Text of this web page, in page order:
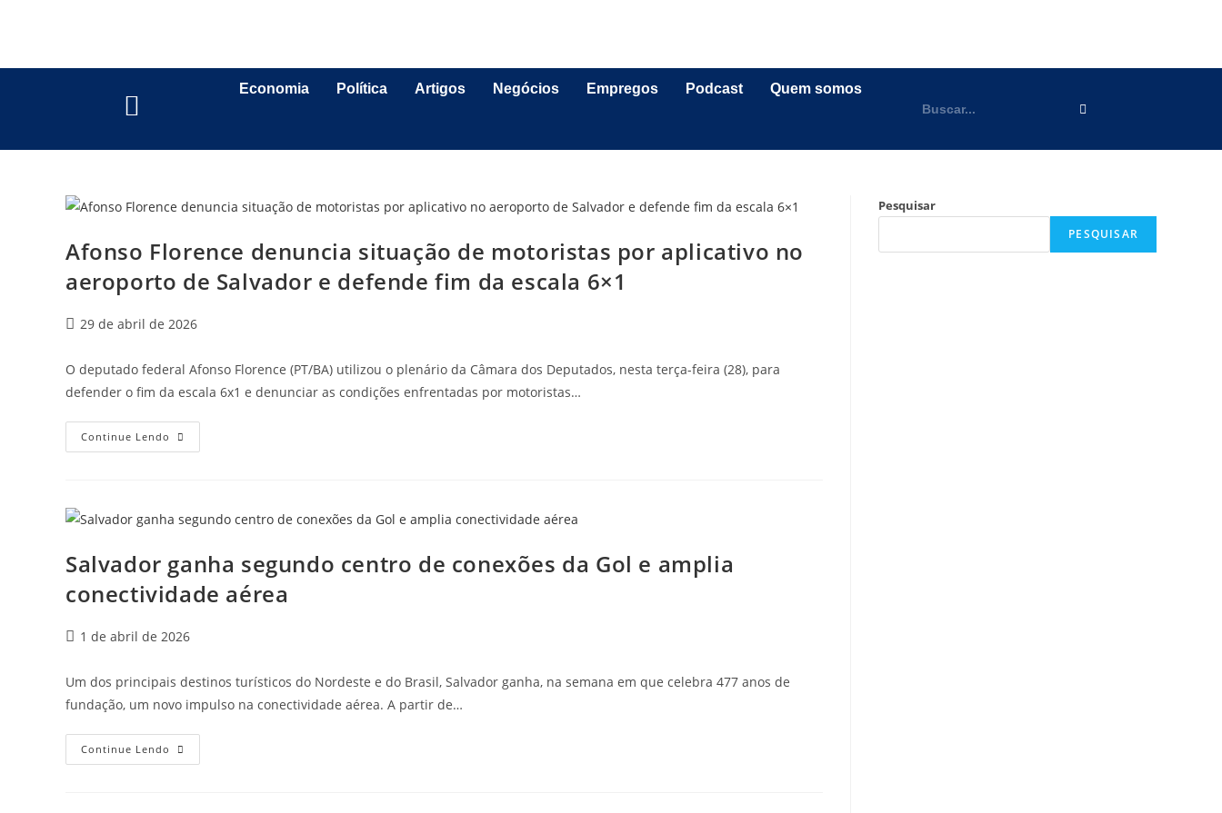
Economia Política Artigos Negócios Empregos Podcast Quem somos
Afonso Florence denuncia situação de motoristas por aplicativo no
aeroporto de Salvador e defende fim da escala 6×1
29 de abril de 2026
O deputado federal Afonso Florence (PT/BA) utilizou o plenário da Câmara dos Deputados, nesta terça-feira (28), para
defender o fim da escala 6x1 e denunciar as condições enfrentadas por motoristas…
Continue Lendo
Salvador ganha segundo centro de conexões da Gol e amplia
conectividade aérea
1 de abril de 2026
Um dos principais destinos turísticos do Nordeste e do Brasil, Salvador ganha, na semana em que celebra 477 anos de
fundação, um novo impulso na conectividade aérea. A partir de…
Continue Lendo
Pesquisar
PESQUISAR